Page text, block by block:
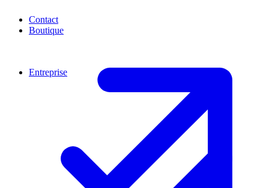
Contact
Boutique
Entreprise